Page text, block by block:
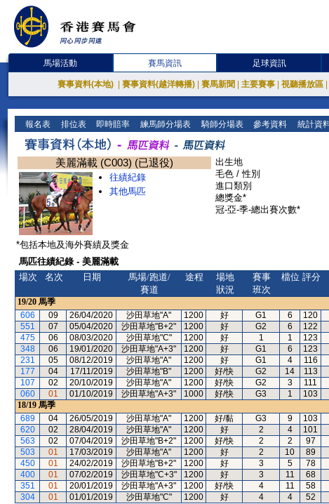
馬場活動 賽馬資訊 足球資訊
賽事資料(本地) 賽事資料(越洋轉播) 賽馬新聞 主要賽事 視聽播放區
報名表 排位表 即時賠率 練馬師分場表 騎師分場表 參考資料 統計資
美麗滿載 (C003) (已退役)
往績紀錄
其他馬匹
出生地
毛色 / 性別
進口類別
總獎金*
冠-亞-季-總出賽次數*
*包括本地及海外賽績及獎金
馬匹往績紀錄 - 美麗滿載
場次
名次 日期
馬場/跑道/
賽道
途程
場地
狀況
賽事
班次
檔位 評分
19/20 馬季
606
09 26/04/2020 沙田草地"A" 1200 好 G1 6 120
551
07 05/04/2020 沙田草地"B+2" 1200 好 G2 6 122
475
06 08/03/2020 沙田草地"C" 1200 好 1 1 123
348
06 19/01/2020 沙田草地"A+3" 1200 好 G1 6 123
231
05 08/12/2019 沙田草地"A" 1200 好 G1 4 116
177
04 17/11/2019 沙田草地"B" 1200 好/快 G2 14 113
107
02 20/10/2019 沙田草地"A" 1200 好/快 G2 3 111
060
01 01/10/2019 沙田草地"A+3" 1000 好/快 G3 1 103
18/19 馬季
689
04 26/05/2019 沙田草地"A" 1200 好/黏 G3 9 103
620
02 28/04/2019 沙田草地"A" 1200 好 2 4 101
563
02 07/04/2019 沙田草地"B+2" 1200 好/快 2 2 97
503
01 17/03/2019 沙田草地"A" 1200 好 2 10 89
450
01 24/02/2019 沙田草地"B+2" 1200 好 3 5 78
400
01 07/02/2019 沙田草地"C+3" 1200 好 3 11 68
351
01 20/01/2019 沙田草地"A+3" 1200 好/快 4 11 58
304
01 01/01/2019 沙田草地"C" 1200 好 4 4 52